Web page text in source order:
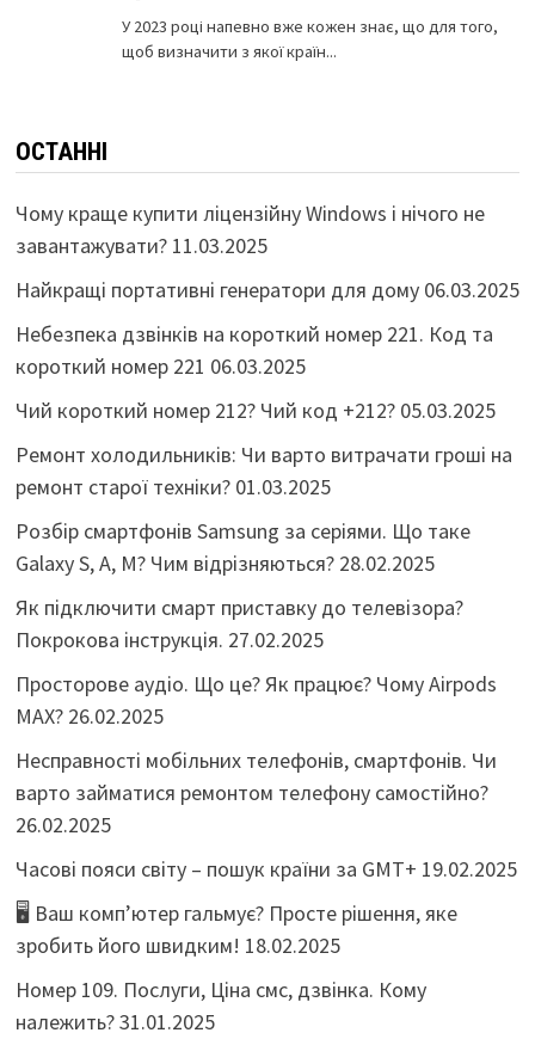
ОСТАННІ
Чому краще купити ліцензійну Windows і нічого не
завантажувати? 11.03.2025
Найкращі портативні генератори для дому 06.03.2025
Небезпека дзвінків на короткий номер 221. Код та
короткий номер 221 06.03.2025
Чий короткий номер 212? Чий код +212? 05.03.2025
Ремонт холодильників: Чи варто витрачати гроші на
ремонт старої техніки? 01.03.2025
Розбір смартфонів Samsung за серіями. Що таке
Galaxy S, A, M? Чим відрізняються? 28.02.2025
Як підключити смарт приставку до телевізора?
Покрокова інструкція. 27.02.2025
Просторове аудіо. Що це? Як працює? Чому Airpods
MAX? 26.02.2025
Несправності мобільних телефонів, смартфонів. Чи
варто займатися ремонтом телефону самостійно?
26.02.2025
Часові пояси світу – пошук країни за GMT+ 19.02.2025
🖥️ Ваш комп’ютер гальмує? Просте рішення, яке
зробить його швидким! 18.02.2025
Номер 109. Послуги, Ціна смс, дзвінка. Кому
належить?31.01.2025